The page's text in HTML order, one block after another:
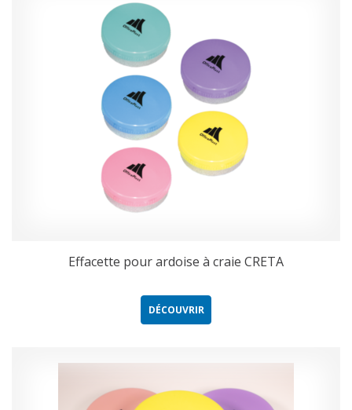
Effacette pour ardoise à craie CRETA
DÉCOUVRIR